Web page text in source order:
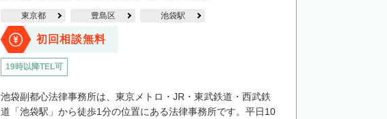
東京都 豊島区 池袋駅
初回相談無料
19時以降TEL可
池袋副都心法律事務所は、東京メトロ・JR・東武鉄道・西武鉄
道「池袋駅」から徒歩1分の位置にある法律事務所です。平日10